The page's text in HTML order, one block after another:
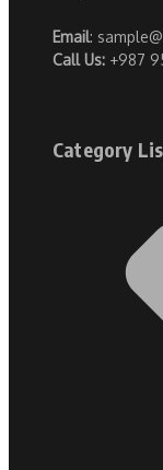
Email:
Call Us: +987
Category